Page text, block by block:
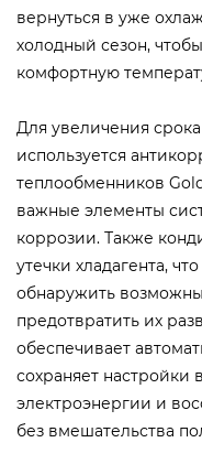
вернуться в уже
холодный сезон,
комфортную
Для увеличения
используется
теплообменников
важные элементы
коррозии. Также
утечки хладагента,
обнаружить
предотвратить их
обеспечивает
сохраняет настройки
электроэнергии и
без вмешательства